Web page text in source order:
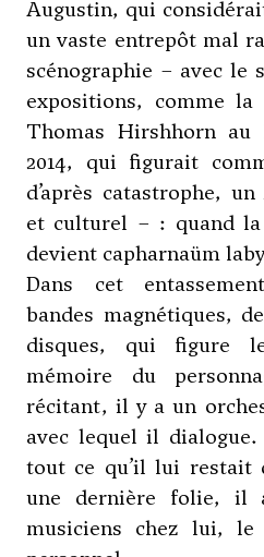
Augustin, qui
un vaste entrepôt mal
scénographie – avec le
expositions, comme la
Thomas Hirshhorn
2014, qui figurait
d’après catastrophe, un
et culturel – : quand
devient capharnaüm
Dans cet
bandes magnétiques,
disques, qui figure
mémoire du
récitant, il y a un
avec lequel il
tout ce qu’il lui restait
une dernière folie, il
musiciens chez lui, le